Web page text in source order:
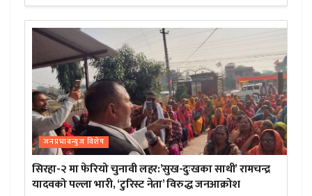
जनप्रभाबन्युज विशेष
सिरहा-२ मा फेरियो चुनावी लहर:’सुख-दुःखका साथी’ रामचन्द्र
यादवको पल्ला भारी, ‘टुरिस्ट नेता’ विरुद्ध जनआक्रोश